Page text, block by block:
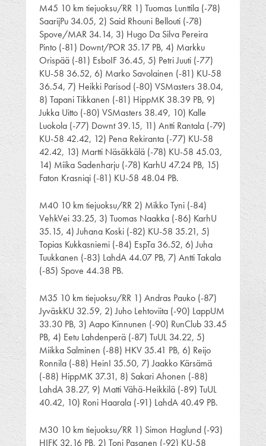
M45 10 km tiejuoksu/RR 1) Tuomas Lunttila (-78)
SaarijPu 34.05, 2) Said Rhouni Bellouti (-78)
Spove/MAR 34.14, 3) Hugo Da Silva Pereira
Pinto (-81) Downt/POR 35.17 PB, 4) Markku
Orispää (-81) EsboIF 36.45, 5) Petri Juuti (-77)
KU-58 36.52, 6) Marko Savolainen (-81) KU-58
36.54, 7) Heikki Parisod (-80) VSMasters 38.04,
8) Tapani Tikkanen (-81) HippMK 38.39 PB, 9)
Jukka Uitto (-80) VSMasters 38.49, 10) Kalle
Luokola (-77) Downt 39.15, 11) Antti Rantala (-79)
KU-58 42.42, 12) Pena Rekiranta (-77) KU-58
42.42, 13) Martti Näsäkkälä (-78) KU-58 45.03,
14) Miika Sadenharju (-78) KarhU 47.24 PB, 15)
Faton Krasniqi (-81) KU-58 48.04 PB.
M40 10 km tiejuoksu/RR 2) Mikko Tyni (-84)
VehkVei 33.25, 3) Tuomas Naakka (-86) KarhU
35.15, 4) Juhana Koski (-82) KU-58 35.21, 5)
Topias Kukkasniemi (-84) EspTa 36.52, 6) Juha
Tuukkanen (-83) LahdA 44.07 PB, 7) Antti Takala
(-85) Spove 44.38 PB.
M35 10 km tiejuoksu/RR 1) Andras Pauko (-87)
JyväskKU 32.59, 2) Juho Lehtoviita (-90) LappUM
33.30 PB, 3) Aapo Kinnunen (-90) RunClub 33.45
PB, 4) Eetu Lahdenperä (-87) TuUL 34.22, 5)
Miikka Salminen (-88) HKV 35.41 PB, 6) Reijo
Ronnila (-88) HeinI 35.50, 7) Jaakko Kärsämä
(-88) HippMK 37.31, 8) Sakari Ahonen (-88)
LahdA 38.27, 9) Matti Vähä-Heikkilä (-89) TuUL
40.42, 10) Roni Haarala (-91) LahdA 40.49 PB.
M30 10 km tiejuoksu/RR 1) Simon Haglund (-93)
HIFK 32.16 PB, 2) Toni Pasanen (-92) KU-58